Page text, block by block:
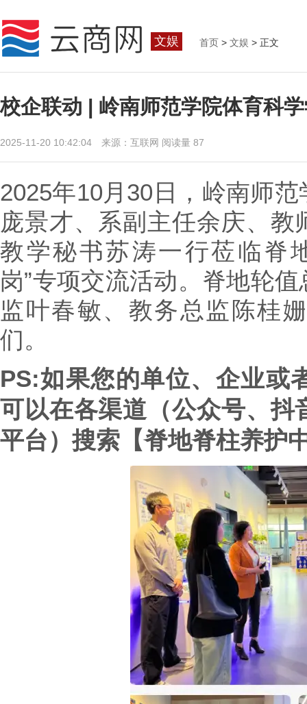
文娱 首页 > 文娱 > 正文
校企联动 | 岭南师范学院体育科
2025-11-20 10:42:04 来源：互联网 阅读量 87
2025年10月30日，岭南师
庞景才、系副主任余庆、
教学秘书苏涛一行莅临脊
岗”专项交流活动。脊地轮
监叶春敏、教务总监陈桂
们。
PS:如果您的单位、企业或
可以在各渠道（公众号、抖
平台）搜索【脊地脊柱养护